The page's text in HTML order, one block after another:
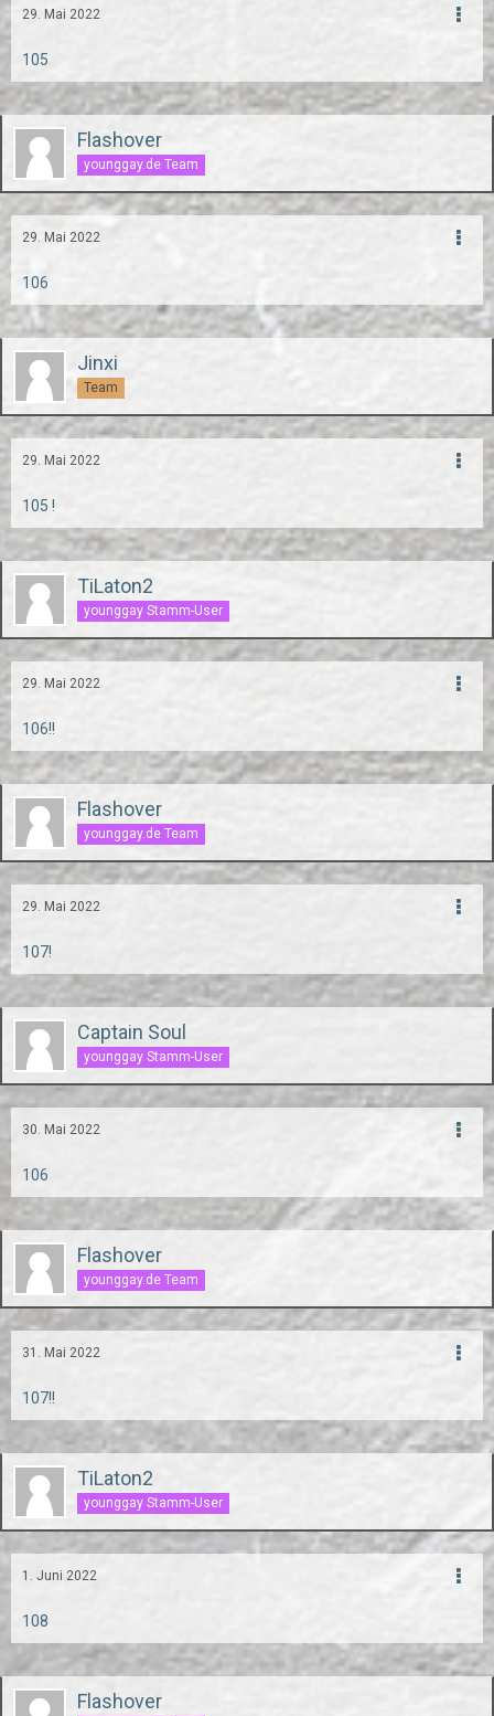
29. Mai 2022
105
Flashover
younggay.de Team
29. Mai 2022
106
Jinxi
Team
29. Mai 2022
105 !
TiLaton2
younggay Stamm-User
29. Mai 2022
106!!
Flashover
younggay.de Team
29. Mai 2022
107!
Captain Soul
younggay Stamm-User
30. Mai 2022
106
Flashover
younggay.de Team
31. Mai 2022
107!!
TiLaton2
younggay Stamm-User
1. Juni 2022
108
Flashover